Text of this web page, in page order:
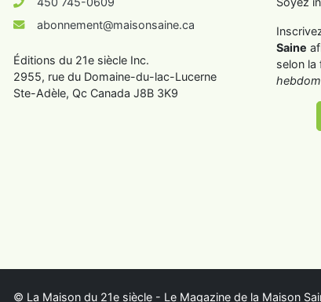
abonnement@maisonsaine.ca
Éditions du 21e siècle Inc.
2955, rue du Domaine-du-lac-Lucerne
Ste-Adèle, Qc Canada J8B 3K9
Saine
selon la
© La Maison du 21e siècle - Le Magazine de la Maison